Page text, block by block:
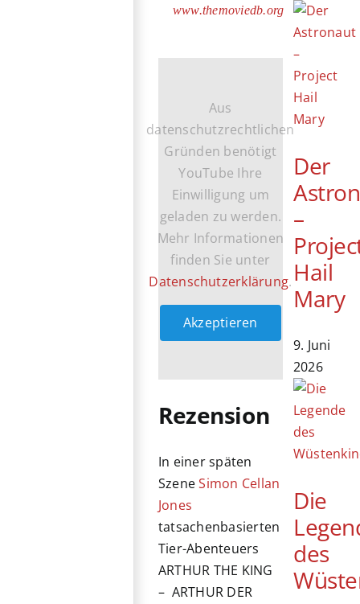
www.themoviedb.org
Aus
datenschutzrechtlichen
Gründen benötigt
YouTube Ihre
Einwilligung um
geladen zu werden.
Mehr Informationen
finden Sie unter
Datenschutzerklärung.
Akzeptieren
Rezension
In einer späten
SzeneSimon Cellan
Jones
tatsachenbasierten
Tier-Abenteuers
ARTHUR THE KING
– ARTHUR DER
Der
–
Hail
Mary
9. Juni
2026
Die
des